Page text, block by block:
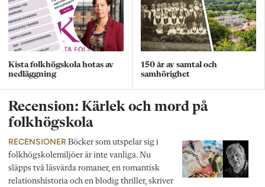
Kista folkhögskola hotas av
nedläggning
150 år av samtal och
samhörighet
Recension: Kärlek och mord på
folkhögskola
RECENSIONER Böcker som utspelar sig i
folkhögskolemiljöer är inte vanliga. Nu
släpps två läsvärda romaner, en romantisk
relationshistoria och en blodig thriller, skriver